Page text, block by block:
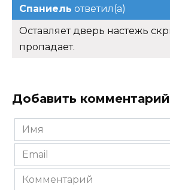
Спаниель ответил(а)
Оставляет дверь настежь
пропадает.
Добавить комментарий
Имя
*
Email
*
Комментарий